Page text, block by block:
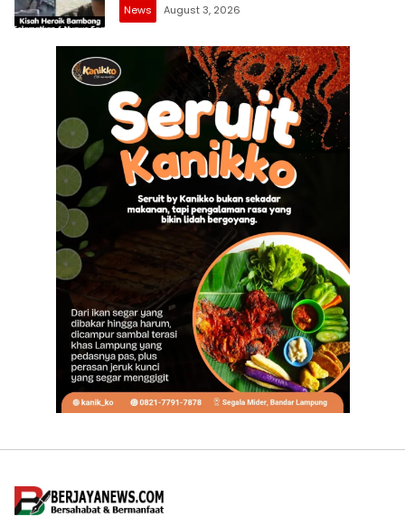
News August 3, 2026